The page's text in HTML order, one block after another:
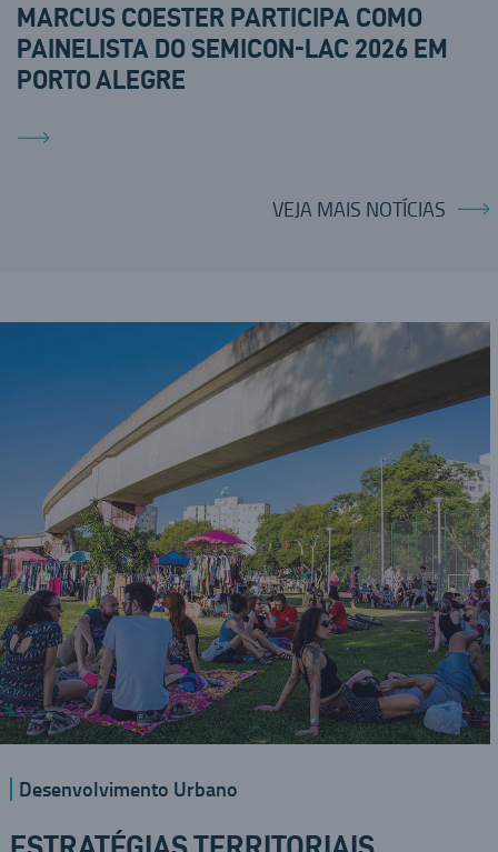
MARCUS COESTER PARTICIPA COMO
PAINELISTA DO SEMICON-LAC 2026 EM
PORTO ALEGRE
VEJA MAIS NOTÍCIAS
Desenvolvimento Urbano